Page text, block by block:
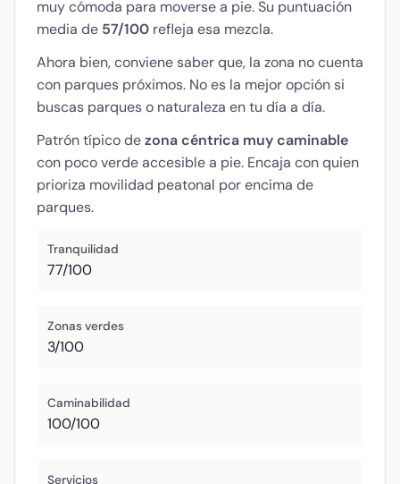
muy cómoda para moverse a pie. Su puntuación
media de 57/100 refleja esa mezcla.
Ahora bien, conviene saber que, la zona no cuenta
con parques próximos. No es la mejor opción si
buscas parques o naturaleza en tu día a día.
Patrón típico dezona céntrica muy caminable
con poco verde accesible a pie. Encaja con quien
prioriza movilidad peatonal por encima de
parques.
Tranquilidad
77/100
Zonas verdes
3/100
Caminabilidad
100/100
Servicios